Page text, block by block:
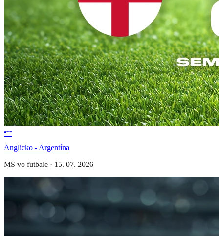
Anglicko - Argentína
MS vo futbale · 15. 07. 2026